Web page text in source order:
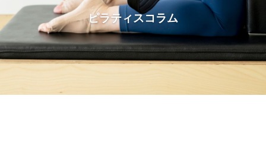
ピラティスコラム